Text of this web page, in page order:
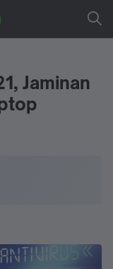
Jaminan